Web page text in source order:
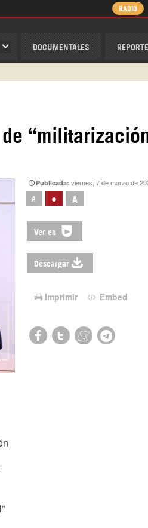
DOCUMENTALES
RADIO
Publicada:viernes, 7 de marzo de
A • A
Ver en
Descargar
Imprimir Embed